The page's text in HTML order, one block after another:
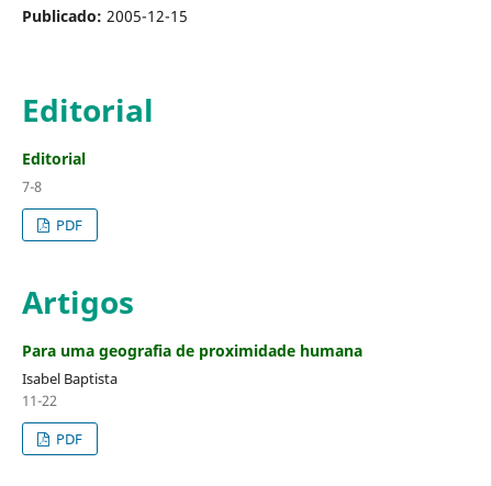
Publicado: 2005-12-15
Editorial
Editorial
7-8
PDF
Artigos
Para uma geografia de proximidade humana
Isabel Baptista
11-22
PDF